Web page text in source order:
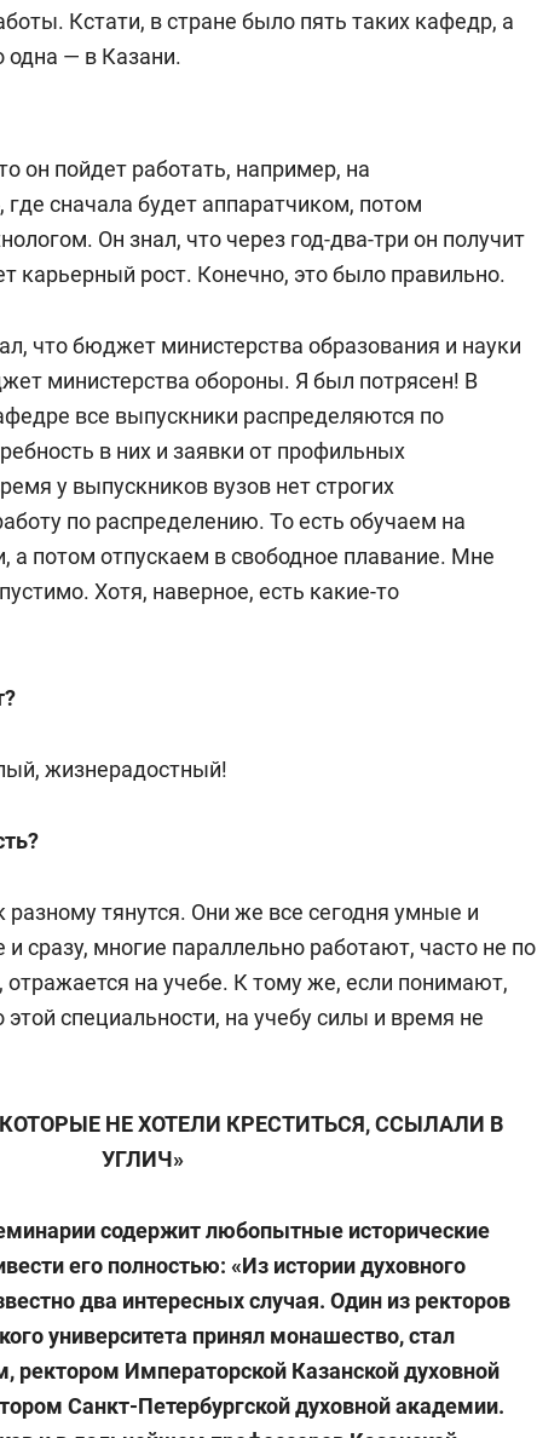
Кстати, в стране было пять таких кафедр, а
одна — в Казани.
он пойдет работать, например, на
сначала будет аппаратчиком, потом
Он знал, что через год-два-три он получит
карьерный рост. Конечно, это было правильно.
что бюджет министерства образования и науки
министерства обороны. Я был потрясен! В
все выпускники распределяются по
в них и заявки от профильных
у выпускников вузов нет строгих
по распределению. То есть обучаем на
а потом отпускаем в свободное плавание. Мне
Хотя, наверное, есть какие-то
жизнерадостный!
разному тянутся. Они же все сегодня умные и
и сразу, многие параллельно работают, часто не по
отражается на учебе. К тому же, если понимают,
этой специальности, на учебу силы и время не
НЕ ХОТЕЛИ КРЕСТИТЬСЯ, ССЫЛАЛИ В
УГЛИЧ»
содержит любопытные исторические
его полностью: «Из истории духовного
два интересных случая. Один из ректоров
университета принял монашество, стал
ректором Императорской Казанской духовной
Санкт-Петербургской духовной академии.